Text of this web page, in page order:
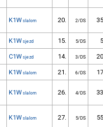
K1W slalom 20. 2/DS
K1W sjezd 15. 5/DS
C1W sjezd 14. 3/DS
K1W slalom 21. 6/DS
K1W slalom 26. 4/DS
K1W slalom 27. 5/DS